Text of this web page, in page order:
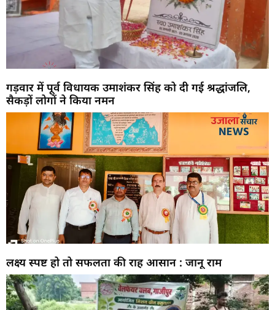
गड़वार में पूर्व विधायक उमाशंकर सिंह को दी गई श्रद्धांजलि,
सैकड़ों लोगों ने किया नमन
लक्ष्य स्पष्ट हो तो सफलता की राह आसान : जानू राम